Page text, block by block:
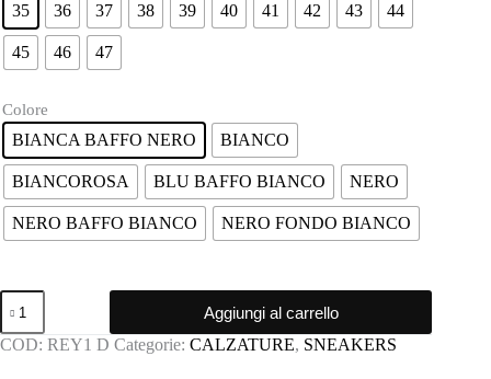
35 36 37 38 39 40 41 42 43 44
45 46 47
Colore
BIANCA BAFFO NERO BIANCO
BIANCOROSA BLU BAFFO BIANCO NERO
NERO BAFFO BIANCO NERO FONDO BIANCO
Sneakers
fortino
quantità
Aggiungi al carrello
COD: REY1 D Categorie: CALZATURE, SNEAKERS